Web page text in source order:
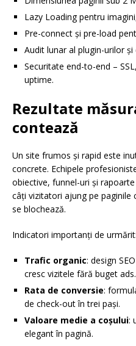
Lazy Loading pentru
Pre-connect și pre-load
Audit lunar al plugin-urilor
Securitate end-to-end –
uptime.
Rezultate
contează
Un site frumos și rapid este
concrete. Echipele
obiective, funnel-uri și
câți vizitatori ajung pe paginile
se blochează.
Indicatori importanți de urmărit:
Trafic organic: design
cresc vizitele fără buget ads.
Rata de conversie:
de check-out în trei pași.
Valoare medie a coșului:
elegant în pagină.